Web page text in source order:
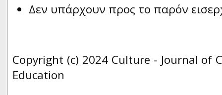
Δεν υπάρχουν προς το παρόν
Copyright (c) 2024 Culture - Journal of
Education